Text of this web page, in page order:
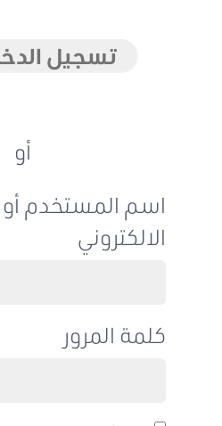
تسجيل
اسم المستخدم أو
الالكتروني
كلمة المرور